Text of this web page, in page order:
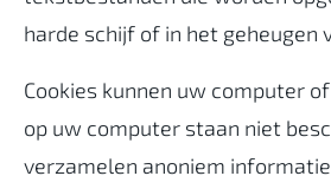
harde schijf of in het geheugen
Cookies kunnen uw computer
op uw computer staan niet
verzamelen anoniem